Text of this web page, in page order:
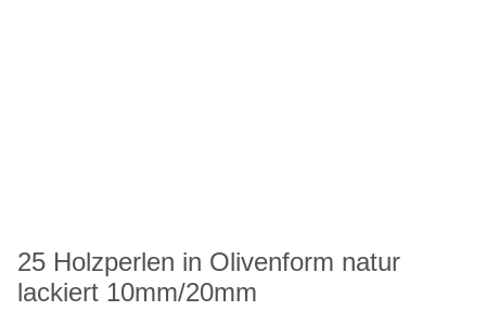
25 Holzperlen in Olivenform natur
lackiert 10mm/20mm